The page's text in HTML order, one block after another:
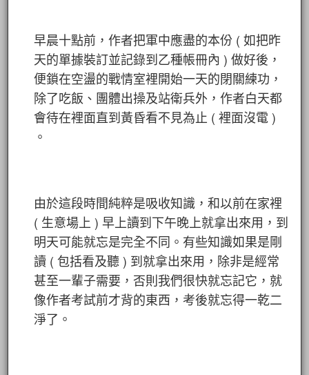
早晨十點前，作者把軍中應盡的本份 ( 如把昨
天的單據裝訂並記錄到乙種帳冊內 ) 做好後，
便鎖在空盪的戰情室裡開始一天的閉關練功，
除了吃飯、團體出操及站衛兵外，作者白天都
會待在裡面直到黃昏看不見為止 ( 裡面沒電 )
。
由於這段時間純粹是吸收知識，和以前在家裡
( 生意場上 ) 早上讀到下午晚上就拿出來用，到
明天可能就忘是完全不同。有些知識如果是剛
讀 ( 包括看及聽 ) 到就拿出來用，除非是經常
甚至一輩子需要，否則我們很快就忘記它，就
像作者考試前才背的東西，考後就忘得一乾二
淨了。